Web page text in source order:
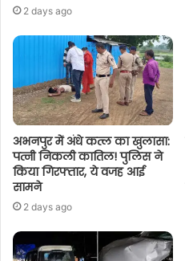
2 days ago
अभनपुर में अंधे कत्ल का खुलासा:
पत्नी निकली कातिल! पुलिस ने
किया गिरफ्तार, ये वजह आई
सामने
2 days ago